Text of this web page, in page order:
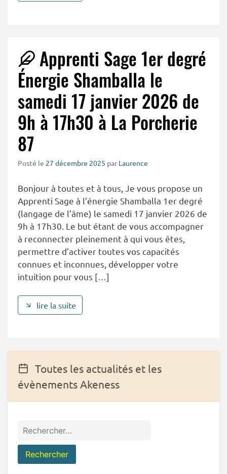
Apprenti Sage 1er degré
Énergie Shamballa le
samedi 17 janvier 2026 de
9h à 17h30 à La Porcherie
87
Posté le 27 décembre 2025 par Laurence
Bonjour à toutes et à tous, Je vous propose un
Apprenti Sage à l’énergie Shamballa 1er degré
(langage de l’âme) le samedi 17 janvier 2026 de
9h à 17h30. Le but étant de vous accompagner
à reconnecter pleinement à qui vous êtes,
permettre d’activer toutes vos capacités
connues et inconnues, développer votre
intuition pour vous […]
lire la suite
Toutes les actualités et les
évènements Akeness
Rechercher :